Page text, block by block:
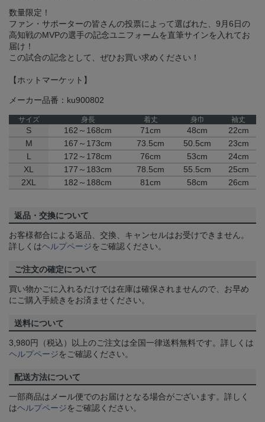
数量限定！
ファン・サポーターの皆さんの投票によって選ばれた、9月6日の
高知戦のMVPの選手の記念ユニフォームを直筆サインを入れてお
届け！
この試合の記念として、ぜひお買い求めください！
【ホットマーケット】
メーカー品番：ku900802
サイズ 身長 着丈 身巾 袖丈
S 162～168cm 71cm 48cm
22cm
M
167～173cm 73.5cm 50.5cm
23cm
L
172～178cm 76cm 53cm
24cm
XL
177～183cm 78.5cm 55.5cm
25cm
2XL
182～188cm 81cm 58cm 26cm
返品・交換について
お客様都合による返品、交換、キャンセルはお受けできません。
詳しくはヘルプページをご確認ください。
ご注文の確定について
買い物かごに入れるだけでは在庫は確保されませんので、お早め
にご購入手続きをお済ませください。
送料について
3,980円（税込）以上のご注文は全国一律送料無料です。詳しくは
ヘルプページをご確認ください。
配送方法について
一部商品はメール便でのお届けとなる場合がございます。詳しく
はヘルプページをご確認ください。